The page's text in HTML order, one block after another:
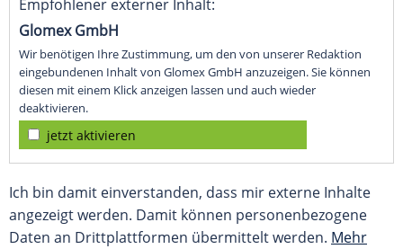
Empfohlener externer Inhalt:
Glomex GmbH
Wir benötigen Ihre Zustimmung, um den von unserer Redaktion
eingebundenen Inhalt von Glomex GmbH anzuzeigen. Sie können
diesen mit einem Klick anzeigen lassen und auch wieder
deaktivieren.
jetzt aktivieren
Ich bin damit einverstanden, dass mir externe Inhalte
angezeigt werden. Damit können personenbezogene
Daten an Drittplattformen übermittelt werden. Mehr